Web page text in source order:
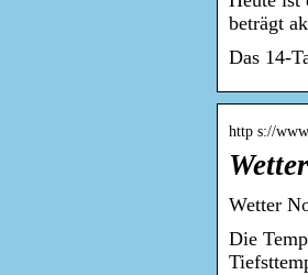
beträgt
Das 14-
http s://
Wetter
Die